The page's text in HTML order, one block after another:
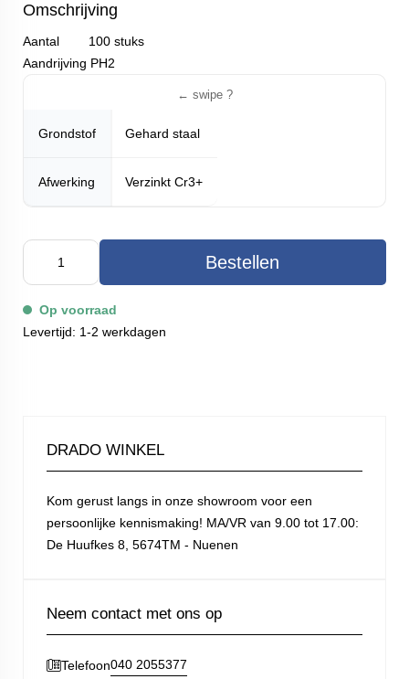
Omschrijving
Aantal 100 stuks
Aandrijving PH2
Grondstof Gehard staal
Afwerking Verzinkt Cr3+
Bestellen
Op voorraad
Levertijd: 1-2 werkdagen
DRADO WINKEL
Kom gerust langs in onze showroom voor een
persoonlijke kennismaking! MA/VR van 9.00 tot 17.00:
De Huufkes 8, 5674TM - Nuenen
Neem contact met ons op
Telefoon040 2055377